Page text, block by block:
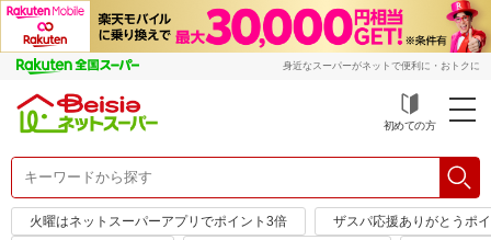
身近なスーパーがネットで便利に・おトクに
初めての方
火曜はネットスーパーアプリでポイント3倍
ザスパ応援ありがとうポ